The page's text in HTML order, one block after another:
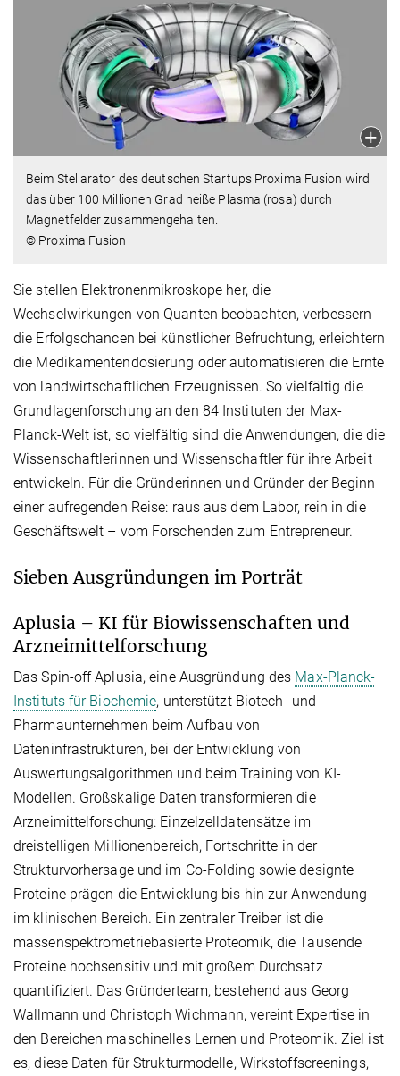
Beim Stellarator des deutschen Startups Proxima Fusion wird
das über 100 Millionen Grad heiße Plasma (rosa) durch
Magnetfelder zusammengehalten.
© Proxima Fusion
Sie stellen Elektronenmikroskope her, die
Wechselwirkungen von Quanten beobachten, verbessern
die Erfolgschancen bei künstlicher Befruchtung, erleichtern
die Medikamentendosierung oder automatisieren die Ernte
von landwirtschaftlichen Erzeugnissen. So vielfältig die
Grundlagenforschung an den 84 Instituten der Max-
Planck-Welt ist, so vielfältig sind die Anwendungen, die die
Wissenschaftlerinnen und Wissenschaftler für ihre Arbeit
entwickeln. Für die Gründerinnen und Gründer der Beginn
einer aufregenden Reise: raus aus dem Labor, rein in die
Geschäftswelt – vom Forschenden zum Entrepreneur.
Sieben Ausgründungen im Porträt
Aplusia – KI für Biowissenschaften und
Arzneimittelforschung
Das Spin-off Aplusia, eine Ausgründung des Max-Planck-
Instituts für Biochemie, unterstützt Biotech- und
Pharmaunternehmen beim Aufbau von
Dateninfrastrukturen, bei der Entwicklung von
Auswertungsalgorithmen und beim Training von KI-
Modellen. Großskalige Daten transformieren die
Arzneimittelforschung: Einzelzelldatensätze im
dreistelligen Millionenbereich, Fortschritte in der
Strukturvorhersage und im Co-Folding sowie designte
Proteine prägen die Entwicklung bis hin zur Anwendung
im klinischen Bereich. Ein zentraler Treiber ist die
massenspektrometriebasierte Proteomik, die Tausende
Proteine hochsensitiv und mit großem Durchsatz
quantifiziert. Das Gründerteam, bestehend aus Georg
Wallmann und Christoph Wichmann, vereint Expertise in
den Bereichen maschinelles Lernen und Proteomik. Ziel ist
es, diese Daten für Strukturmodelle, Wirkstoffscreenings,